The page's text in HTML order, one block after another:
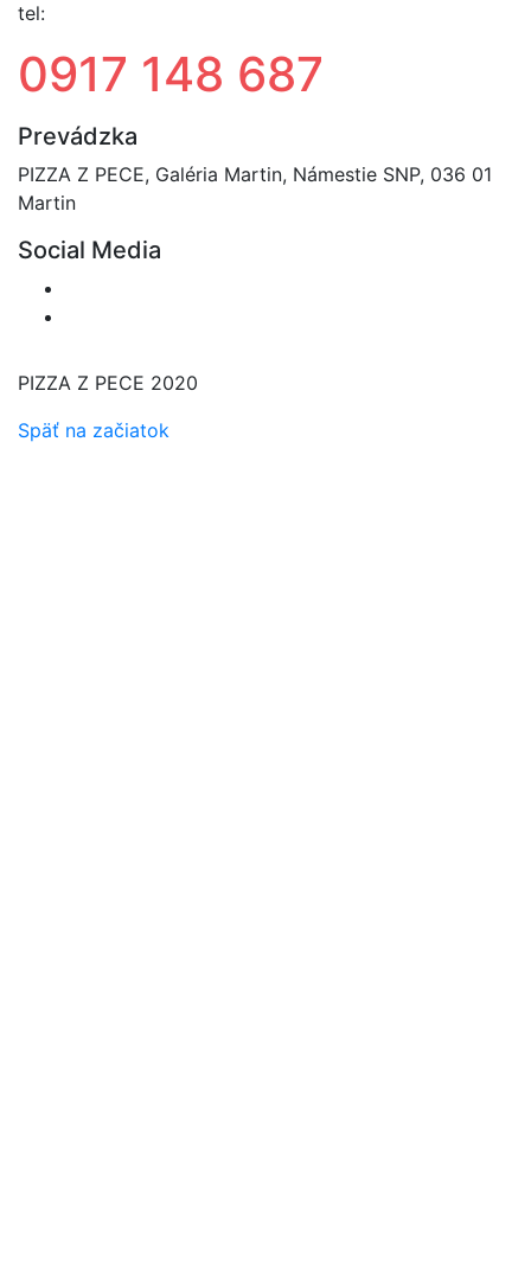
tel:
0917 148 687
Prevádzka
PIZZA Z PECE, Galéria Martin, Námestie SNP, 036 01
Martin
Social Media
PIZZA Z PECE 2020
Späť na začiatok